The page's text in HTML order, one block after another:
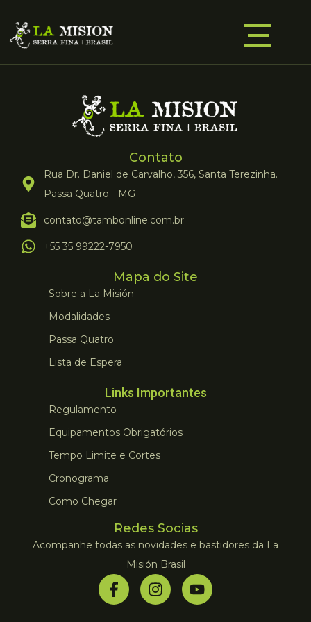
Contato
Rua Dr. Daniel de Carvalho, 356, Santa Terezinha.
Passa Quatro - MG
contato@tambonline.com.br
+55 35 99222-7950
Mapa do Site
Sobre a La Misión
Modalidades
Passa Quatro
Lista de Espera
Links Importantes
Regulamento
Equipamentos Obrigatórios
Tempo Limite e Cortes
Cronograma
Como Chegar
Redes Socias
Acompanhe todas as novidades e bastidores da La
Misión Brasil